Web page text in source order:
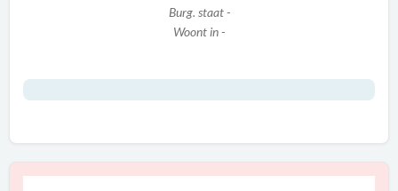
Burg. staat -
Woont in -